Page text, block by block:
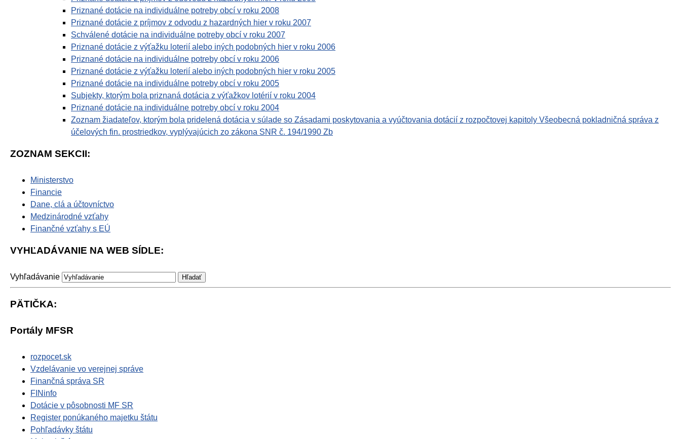
Priznané dotácie na individuálne potreby obcí v roku 2008
Priznané dotácie z príjmov z odvodu z hazardných hier v roku 2007
Schválené dotácie na individuálne potreby obcí v roku 2007
Priznané dotácie z výťažku loterií alebo iných podobných hier v roku 2006
Priznané dotácie na individuálne potreby obcí v roku 2006
Priznané dotácie z výťažku loterií alebo iných podobných hier v roku 2005
Priznané dotácie na individuálne potreby obcí v roku 2005
Subjekty, ktorým bola priznaná dotácia z výťažkov lotérií v roku 2004
Priznané dotácie na individuálne potreby obcí v roku 2004
Zoznam žiadateľov, ktorým bola pridelená dotácia v súlade so Zásadami poskytovania a vyúčtovania dotácií z rozpočtovej kapitoly Všeobecná pokladničná správa z
účelových fin. prostriedkov, vyplývajúcich zo zákona SNR č. 194/1990 Zb
ZOZNAM SEKCII:
Ministerstvo
Financie
Dane, clá a účtovníctvo
Medzinárodné vzťahy
Finančné vzťahy s EÚ
VYHĽADÁVANIE NA WEB SÍDLE:
Vyhľadávanie
PÄTIČKA:
Portály MFSR
rozpocet.sk
Vzdelávanie vo verejnej správe
Finančná správa SR
FINinfo
Dotácie v pôsobnosti MF SR
Register ponúkaného majetku štátu
Pohľadávky štátu